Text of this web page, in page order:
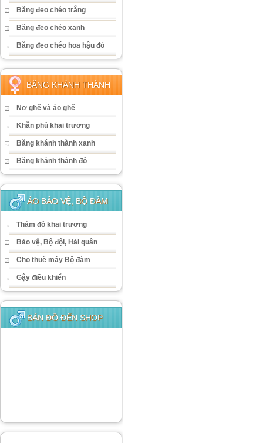
Băng đeo chéo trắng
Băng đeo chéo xanh
Băng đeo chéo hoa hậu đỏ
BĂNG KHÁNH THÀNH
Nơ ghế và áo ghế
Khăn phủ khai trương
Băng khánh thành xanh
Băng khánh thành đỏ
ÁO BẢO VỆ, BỘ ĐÀM
Thảm đỏ khai trương
Bảo vệ, Bộ đội, Hải quân
Cho thuê máy Bộ đàm
Gậy điều khiển
BẢN ĐỒ ĐẾN SHOP